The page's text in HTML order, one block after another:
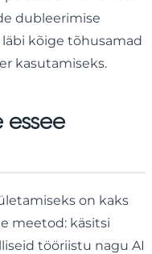
dubleerimise
kõige tõhusamad
kasutamiseks.
on kaks
meetod: käsitsi
tööriistu nagu AI